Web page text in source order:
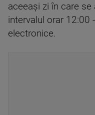
aceeași zi în care se
intervalul orar 12:00
electronice.